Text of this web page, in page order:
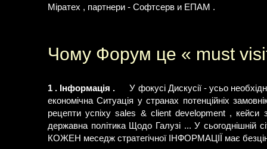
Міратех , партнери - Софтсерв и ЕПАМ .
Чому Форум це « must
1 . Інформація .
У фокусі Дискусії - усьо
економічна Ситуація у странах потенційніх
рецепти успіху sales & client development , кейси
державна політика Щодо Галузі ... У сьогоднішній
КОЖЕН меседж стратегічної ІНФОРМАЦІЇ має